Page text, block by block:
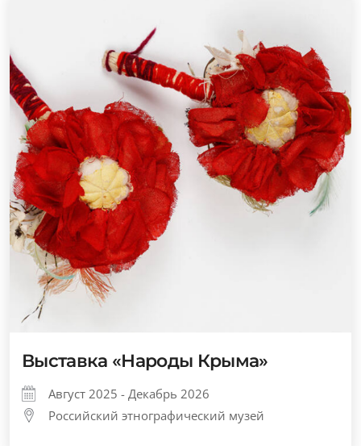
Выставка «Народы Крыма»
Август 2025 - Декабрь 2026
Российский этнографический музей